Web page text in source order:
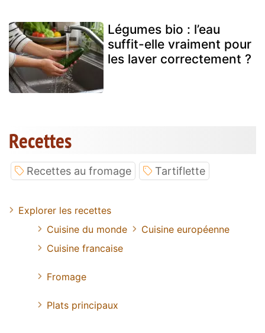
Légumes bio : l’eau
suffit-elle vraiment pour
les laver correctement ?
Recettes
Recettes au fromage Tartiflette
Explorer les recettes
Cuisine du monde
Cuisine européenne
Cuisine francaise
Fromage
Plats principaux